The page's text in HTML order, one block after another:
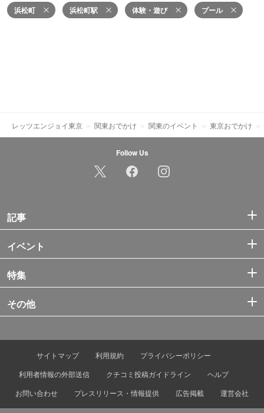
浜松町 浜松町駅 体験・遊び プール
レッツエンジョイ東京 関東おでかけ 関東のイベント 東京おでかけ
Follow Us
記事
イベント
特集
その他
サイトマップ 利用規約
プライバシーポリシー
利用者情報の外部送信
クチコミ投稿ガイドライン
ヘルプ
お問い合わせ
プレスリリース・情報提供 広告掲載 運営会社